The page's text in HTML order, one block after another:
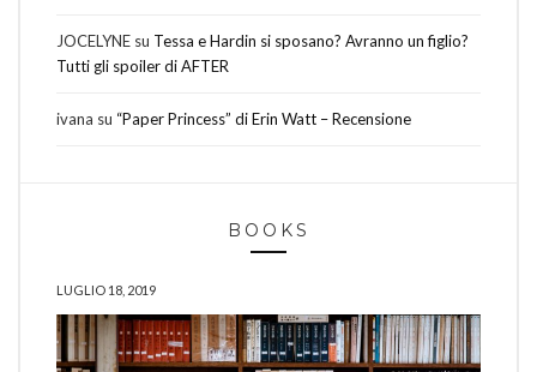
JOCELYNE su Tessa e Hardin si sposano? Avranno un figlio?
Tutti gli spoiler di AFTER
ivana su “Paper Princess” di Erin Watt – Recensione
BOOKS
LUGLIO 18, 2019